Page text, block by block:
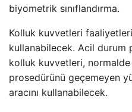
biyometrik sınıflandırma.
Kolluk kuvvetleri
kullanabilecek. Acil durum
kolluk kuvvetleri,
prosedürünü geçemeyen
aracını kullanabilecek.